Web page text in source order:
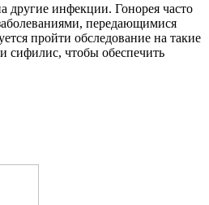
другие инфекции. Гонорея часто
передающимися
пройти обследование на такие
сифилис, чтобы обеспечить